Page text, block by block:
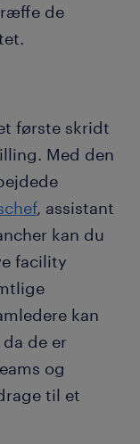
de
første skridt
Med den
, assistant
kan du
facility
kan
da de er
og
til et